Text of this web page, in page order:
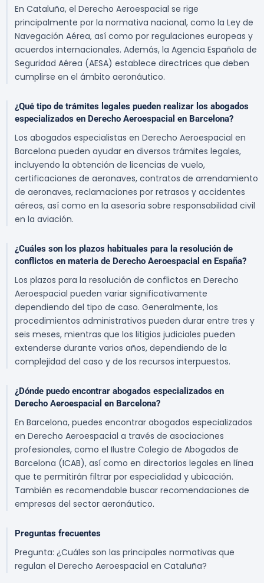
En Cataluña, el Derecho Aeroespacial se rige
principalmente por la normativa nacional, como la Ley de
Navegación Aérea, así como por regulaciones europeas y
acuerdos internacionales. Además, la Agencia Española de
Seguridad Aérea (AESA) establece directrices que deben
cumplirse en el ámbito aeronáutico.
¿Qué tipo de trámites legales pueden realizar los abogados
especializados en Derecho Aeroespacial en Barcelona?
Los abogados especialistas en Derecho Aeroespacial en
Barcelona pueden ayudar en diversos trámites legales,
incluyendo la obtención de licencias de vuelo,
certificaciones de aeronaves, contratos de arrendamiento
de aeronaves, reclamaciones por retrasos y accidentes
aéreos, así como en la asesoría sobre responsabilidad civil
en la aviación.
¿Cuáles son los plazos habituales para la resolución de
conflictos en materia de Derecho Aeroespacial en España?
Los plazos para la resolución de conflictos en Derecho
Aeroespacial pueden variar significativamente
dependiendo del tipo de caso. Generalmente, los
procedimientos administrativos pueden durar entre tres y
seis meses, mientras que los litigios judiciales pueden
extenderse durante varios años, dependiendo de la
complejidad del caso y de los recursos interpuestos.
¿Dónde puedo encontrar abogados especializados en
Derecho Aeroespacial en Barcelona?
En Barcelona, puedes encontrar abogados especializados
en Derecho Aeroespacial a través de asociaciones
profesionales, como el Ilustre Colegio de Abogados de
Barcelona (ICAB), así como en directorios legales en línea
que te permitirán filtrar por especialidad y ubicación.
También es recomendable buscar recomendaciones de
empresas del sector aeronáutico.
Preguntas frecuentes
Pregunta: ¿Cuáles son las principales normativas que
regulan el Derecho Aeroespacial en Cataluña?